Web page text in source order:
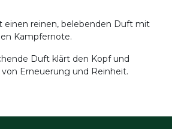
einen reinen, belebenden Duft mit
Kampfernote.
Duft klärt den Kopf und
Erneuerung und Reinheit.